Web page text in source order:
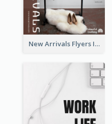
New Arrivals Flyers In In Brown Colour Tone